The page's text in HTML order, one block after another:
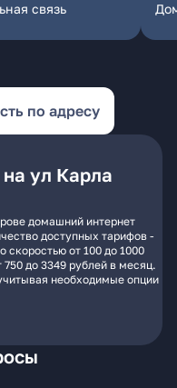
связь
по адресу
ул Карла
домашний интернет
доступных тарифов -
от 100 до 1000
до 3349 рублей в месяц.
необходимые опции